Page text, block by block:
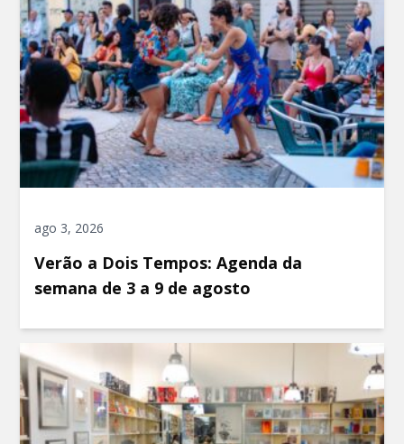
ago 3, 2026
Verão a Dois Tempos: Agenda da
semana de 3 a 9 de agosto